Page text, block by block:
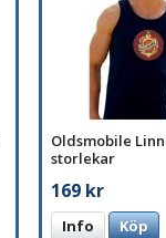
Oldsmobile
storlekar
169 kr
Info Köp